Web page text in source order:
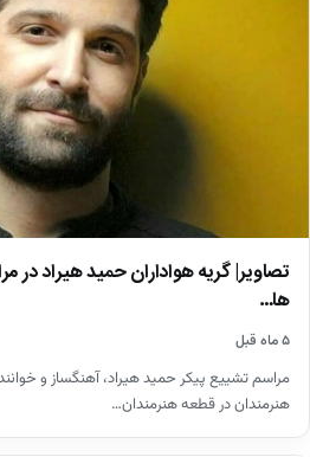
تصاویر| گریه هواداران حمید هیراد
ها…
۵ ماه قبل
مراسم تشییع پیکر حمید هیراد، آهنگساز و
هنرمندان در قطعه هنرمندان…